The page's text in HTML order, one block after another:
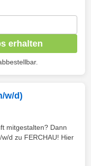
erhalten
w/d)
mitgestalten? Dann
d zu FERCHAU! Hier